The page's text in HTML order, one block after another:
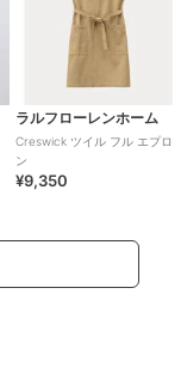
ラルフローレンホーム
Creswick ツイル フル エプロ
ン
¥9,350